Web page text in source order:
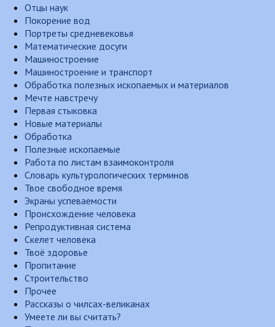
Отцы наук
Покорение вод
Портреты средневековья
Математические досуги
Машиностроение
Машиностроение и транспорт
Обработка полезных ископаемых и материалов
Мечте навстречу
Первая стыковка
Новые материалы
Обработка
Полезные ископаемые
Работа по листам взаимоконтроля
Словарь культурологических терминов
Твое свободное время
Экраны успеваемости
Происхождение человека
Репродуктивная система
Скелет человека
Твоё здоровье
Пропитание
Строительство
Прочее
Рассказы о чилсах-великанах
Умеете ли вы считать?